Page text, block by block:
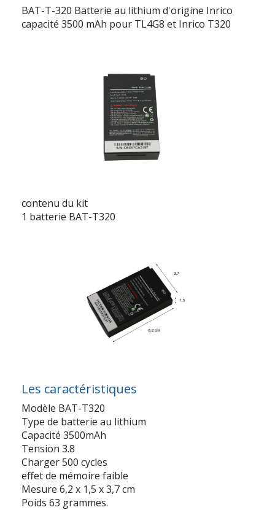
BAT-T-320 Batterie au lithium d'origine Inrico
capacité 3500 mAh pour TL4G8 et Inrico T320
contenu du kit
1 batterie BAT-T320
Les caractéristiques
Modèle BAT-T320
Type de batterie au lithium
Capacité 3500mAh
Tension 3.8
Charger 500 cycles
effet de mémoire faible
Mesure 6,2 x 1,5 x 3,7 cm
Poids 63 grammes.